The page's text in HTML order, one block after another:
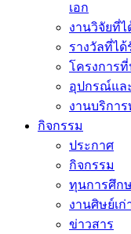
เอก
งานวิจัยที่
รางวัลที่ได้
โครงการ
อุปกรณ์แล
งานบริกา
กิจกรรม
ประกาศ
กิจกรรม
ทุนการศึก
งานศิษย์เก่
ข่าวสาร